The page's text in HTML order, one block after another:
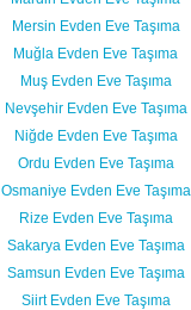
Mersin Evden Eve Taşıma
Muğla Evden Eve Taşıma
Muş Evden Eve Taşıma
Nevşehir Evden Eve Taşıma
Niğde Evden Eve Taşıma
Ordu Evden Eve Taşıma
Osmaniye Evden Eve Taşıma
Rize Evden Eve Taşıma
Sakarya Evden Eve Taşıma
Samsun Evden Eve Taşıma
Siirt Evden Eve Taşıma